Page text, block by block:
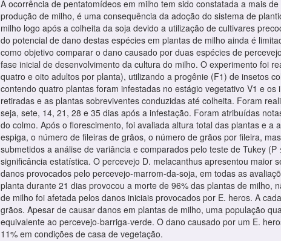
A ocorrência de pentatomídeos em milho tem sido constatada a mais
produção de milho, é uma consequência da adoção do sistema de
milho logo após a colheita da soja devido a utilização de cultivares
do potencial de dano destas espécies em plantas de milho ainda é
como objetivo comparar o dano causado por duas espécies de
fase inicial de desenvolvimento da cultura do milho. O experimento foi
quatro e oito adultos por planta), utilizando a progênie (F1) de insetos
contendo quatro plantas foram infestadas no estágio vegetativo V1 e
retiradas e as plantas sobreviventes conduzidas até colheita. Foram
seja, sete, 14, 21, 28 e 35 dias após a infestação. Foram atribuídas
do colmo. Após o florescimento, foi avaliada altura total das plantas e
espiga, o número de fileiras de grãos, o número de grãos por fileira,
submetidos a análise de variância e comparados pelo teste de Tukey
significância estatística. O percevejo D. melacanthus apresentou
danos provocados pelo percevejo-marrom-da-soja, em todas as
planta durante 21 dias provocou a morte de 96% das plantas de
de milho foi afetada pelos danos iniciais provocados por E. heros. A
grãos. Apesar de causar danos em plantas de milho, uma população
equivalente ao percevejo-barriga-verde. O dano causado por um E.
11% em condições de casa de vegetação.